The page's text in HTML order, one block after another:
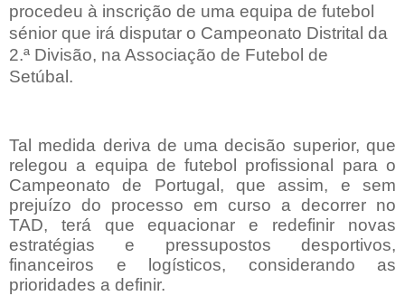
procedeu à inscrição de uma equipa de futebol
sénior que irá disputar o Campeonato Distrital da
2.ª Divisão, na Associação de Futebol de
Setúbal.
Tal medida deriva de uma decisão superior, que
relegou a equipa de futebol profissional para o
Campeonato de Portugal, que assim, e sem
prejuízo do processo em curso a decorrer no
TAD, terá que equacionar e redefinir novas
estratégias e pressupostos desportivos,
financeiros e logísticos, considerando as
prioridades a definir.